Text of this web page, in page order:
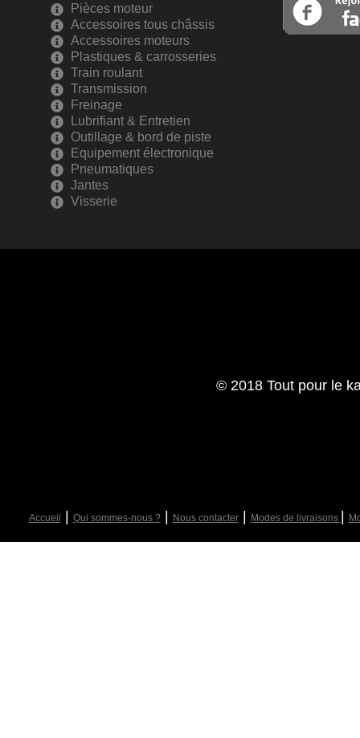
Pièces moteur
Accessoires tous châssis
Accessoires moteurs
Plastiques & carrosseries
Train roulant
Transmission
Freinage
Lubrifiant & Entretien
Outillage & bord de piste
Equipement électronique
Pneumatiques
Jantes
Visserie
© 2018 Tout pour le
Accueil Qui sommes-nous ?| Nous contacter| Modes de livraisons